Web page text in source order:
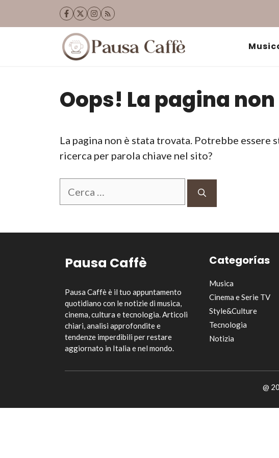
Oops! La pagina
La pagina non è stata trovata. Potrebbe essere
ricerca per parola chiave nel sito?
Ricerca
Pausa Caffè
Pausa Caffè è il tuo appuntamento
quotidiano con le notizie di musica,
cinema, cultura e tecnologia. Articoli
chiari, analisi approfondite e
tendenze imperdibili per restare
aggiornato in Italia e nel mondo.
Categorías
Musica
Cinema e Serie TV
Style&Culture
Tecnologia
Notizia
@